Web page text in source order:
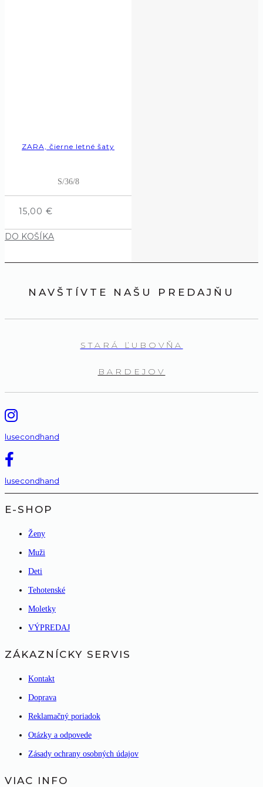
ZARA, čierne letné šaty
S/36/8
15,00 €
DO KOŠÍKA
NAVŠTÍVTE NAŠU PREDAJŇU
STARÁ ĽUBOVŇA
BARDEJOV
lusecondhand
lusecondhand
E-SHOP
Ženy
Muži
Deti
Tehotenské
Moletky
VÝPREDAJ
ZÁKAZNÍCKY SERVIS
Kontakt
Doprava
Reklamačný poriadok
Otázky a odpovede
Zásady ochrany osobných údajov
VIAC INFO